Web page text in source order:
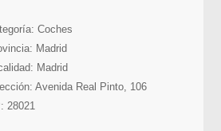
Coches
Madrid
Madrid
Avenida Real Pinto, 106
28021